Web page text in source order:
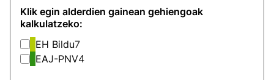
Klik egin alderdien gainean gehiengoak
kalkulatzeko:
EH Bildu7
EAJ-PNV4